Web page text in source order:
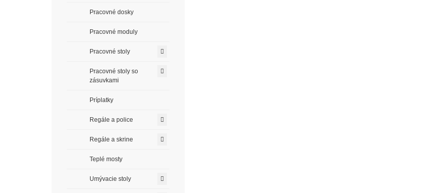
Pracovné dosky
Pracovné moduly
Pracovné stoly
Pracovné stoly so
zásuvkami
Príplatky
Regále a police
Regále a skrine
Teplé mosty
Umývacie stoly